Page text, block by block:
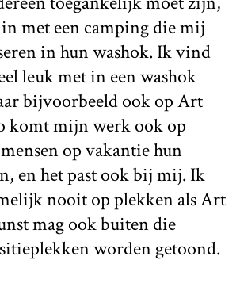
met een camping die mij
in hun washok. Ik vind
leuk met in een washok
bijvoorbeeld ook op Art
komt mijn werk ook op
op vakantie hun
en het past ook bij mij. Ik
nooit op plekken als Art
mag ook buiten die
worden getoond.